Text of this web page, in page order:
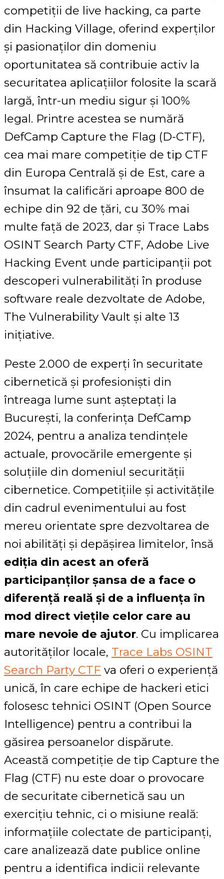
competiții de live hacking, ca parte
din Hacking Village, oferind experților
și pasionaților din domeniu
oportunitatea să contribuie activ la
securitatea aplicațiilor folosite la scară
largă, într-un mediu sigur și 100%
legal. Printre acestea se numără
DefCamp Capture the Flag (D-CTF),
cea mai mare competiție de tip CTF
din Europa Centrală și de Est, care a
însumat la calificări aproape 800 de
echipe din 92 de țări, cu 30% mai
multe față de 2023, dar și Trace Labs
OSINT Search Party CTF, Adobe Live
Hacking Event unde participanții pot
descoperi vulnerabilități în produse
software reale dezvoltate de Adobe,
The Vulnerability Vault și alte 13
inițiative.
Peste 2.000 de experți în securitate
cibernetică și profesioniști din
întreaga lume sunt așteptați la
București, la conferința DefCamp
2024, pentru a analiza tendințele
actuale, provocările emergente și
soluțiile din domeniul securității
cibernetice. Competițiile și activitățile
din cadrul evenimentului au fost
mereu orientate spre dezvoltarea de
noi abilități și depășirea limitelor, însă
ediția din acest an oferă
participanților șansa de a face o
diferență reală și de a influența în
mod direct viețile celor care au
mare nevoie de ajutor. Cu implicarea
autorităților locale, Trace Labs OSINT
Search Party CTF va oferi o experiență
unică, în care echipe de hackeri etici
folosesc tehnici OSINT (Open Source
Intelligence) pentru a contribui la
găsirea persoanelor dispărute.
Această competiție de tip Capture the
Flag (CTF) nu este doar o provocare
de securitate cibernetică sau un
exercițiu tehnic, ci o misiune reală:
informațiile colectate de participanți,
care analizează date publice online
pentru a identifica indicii relevante